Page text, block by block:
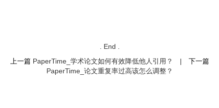
. End .
上一篇 PaperTime_学术论文如何有效降低他人引用？ |
下一篇
PaperTime_论文重复率过高该怎么调整？